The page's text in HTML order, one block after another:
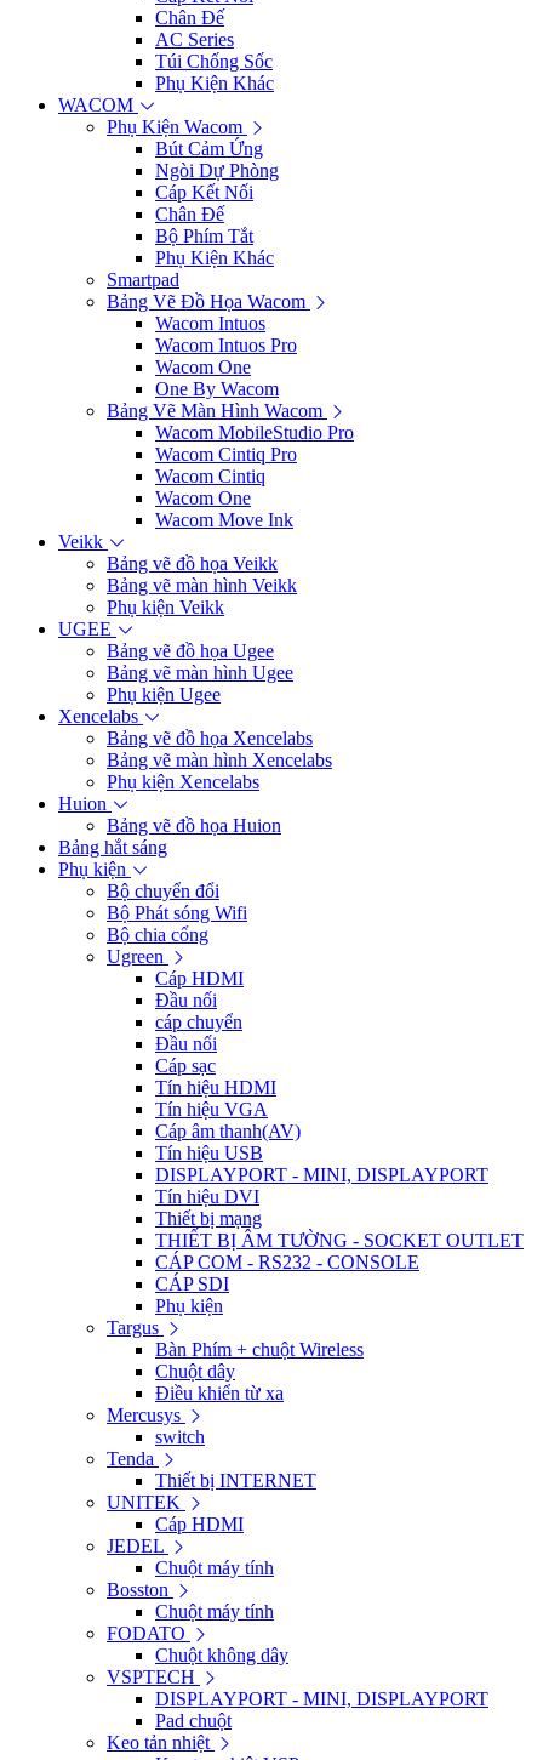
Chân Đế
AC Series
Túi Chống Sốc
Phụ Kiện Khác
WACOM
Phụ Kiện Wacom
Bút Cảm Ứng
Ngòi Dự Phòng
Cáp Kết Nối
Chân Đế
Bộ Phím Tắt
Phụ Kiện Khác
Smartpad
Bảng Vẽ Đồ Họa Wacom
Wacom Intuos
Wacom Intuos Pro
Wacom One
One By Wacom
Bảng Vẽ Màn Hình Wacom
Wacom MobileStudio Pro
Wacom Cintiq Pro
Wacom Cintiq
Wacom One
Wacom Move Ink
Veikk
Bảng vẽ đồ họa Veikk
Bảng vẽ màn hình Veikk
Phụ kiện Veikk
UGEE
Bảng vẽ đồ họa Ugee
Bảng vẽ màn hình Ugee
Phụ kiện Ugee
Xencelabs
Bảng vẽ đồ họa Xencelabs
Bảng vẽ màn hình Xencelabs
Phụ kiện Xencelabs
Huion
Bảng vẽ đồ họa Huion
Bảng hắt sáng
Phụ kiện
Bộ chuyển đổi
Bộ Phát sóng Wifi
Bộ chia cổng
Ugreen
Cáp HDMI
Đầu nối
cáp chuyển
Đầu nối
Cáp sạc
Tín hiệu HDMI
Tín hiệu VGA
Cáp âm thanh(AV)
Tín hiệu USB
DISPLAYPORT - MINI, DISPLAYPORT
Tín hiệu DVI
Thiết bị mạng
THIẾT BỊ ÂM TƯỜNG - SOCKET OUTLET
CÁP COM - RS232 - CONSOLE
CÁP SDI
Phụ kiện
Targus
Bàn Phím + chuột Wireless
Chuột dây
Điều khiển từ xa
Mercusys
switch
Tenda
Thiết bị INTERNET
UNITEK
Cáp HDMI
JEDEL
Chuột máy tính
Bosston
Chuột máy tính
FODATO
Chuột không dây
VSPTECH
DISPLAYPORT - MINI, DISPLAYPORT
Pad chuột
Keo tản nhiệt